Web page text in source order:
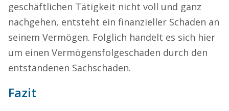
geschäftlichen Tätigkeit nicht voll und ganz
nachgehen, entsteht ein finanzieller Schaden an
seinem Vermögen. Folglich handelt es sich hier
um einen Vermögensfolgeschaden durch den
entstandenen Sachschaden.
Fazit